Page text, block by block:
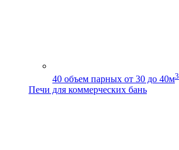
40 объем парных от 30 до 40м3
Печи для коммерческих бань